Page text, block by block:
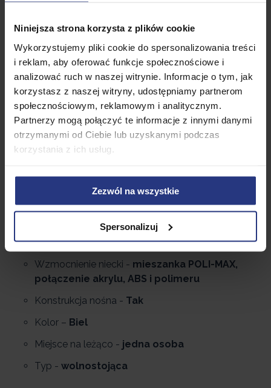
Niniejsza strona korzysta z plików cookie
Wykorzystujemy pliki cookie do spersonalizowania treści
i reklam, aby oferować funkcje społecznościowe i
analizować ruch w naszej witrynie. Informacje o tym, jak
korzystasz z naszej witryny, udostępniamy partnerom
społecznościowym, reklamowym i analitycznym.
Partnerzy mogą połączyć te informacje z innymi danymi
otrzymanymi od Ciebie lub uzyskanymi podczas
korzystania z ich usług.
Zezwól na wszystkie
Spersonalizuj
powietrzne wystają jedynie 1,5 mm ponad nieckę
wanny. Dzięki zastosowaniu dysz o takiej
budowie, zyskujesz komfort i pewność, że wystające
dysze nie zepsują przyjemności płynącej z masażu.
Parametry
Marka -Corciano
Wanna z hydromasażem
NEVADA
Wymiary zewnętrzne -170x80x59cm
Wzmocnienie niecki - mieszanka POLI-MAX,
połączenie akrylu, ABS i polimeru
Konstrukcja nośna - Tak
Kolor – Biel
Miejsce na leżąco - jedna osoba
Typ - wolnostojąca